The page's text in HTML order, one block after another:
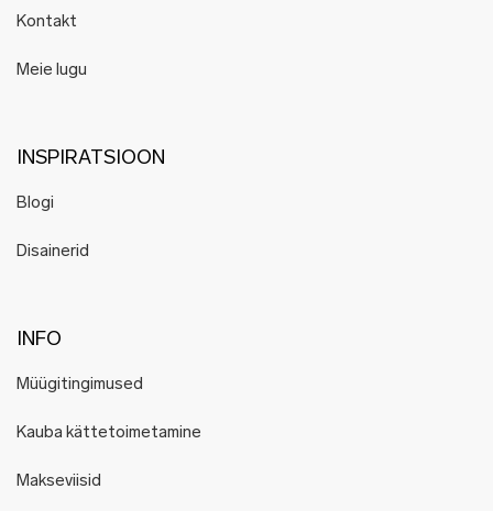
Kontakt
Meie lugu
INSPIRATSIOON
Blogi
Disainerid
INFO
Müügitingimused
Kauba kättetoimetamine
Makseviisid